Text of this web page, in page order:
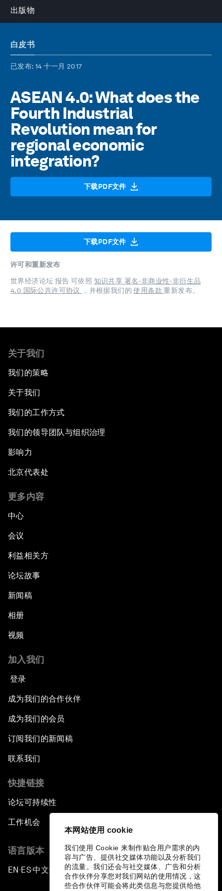
本网站使用 cookie
我们使用 Cookie 来制作贴合用户需求的内
容与广告、提供社交媒体功能以及分析我们
的流量。我们还会与社交媒体、广告和分析
合作伙伴分享您对我们网站的使用情况，这
些合作伙伴可能会将此类信息与您提供给他
出版物
白皮书
已发布: 14 十一月 2017
ASEAN 4.0: What does the
Fourth Industrial
Revolution mean for
regional economic
integration?
下载PDF文件
下载PDF文件
许可和重新发布
世界经济论坛 报告 可依照 知识共享 署名-非商业性-非衍生品
4.0 国际公共许可协议
，并根据我们的使用条款重新发布。
关于我们
我们的策略
关于我们
我们的工作方式
我们的领导团队与组织治理
影响力
北京代表处
更多内容
中心
会议
利益相关方
论坛故事
新闻稿
相册
视频
加入我们
登录
成为我们的合作伙伴
成为我们的会员
订阅我们的新闻稿
联系我们
快捷链接
论坛可持续性
工作机会
语言版本
EN ▪ ES▪中文▪ 日本語